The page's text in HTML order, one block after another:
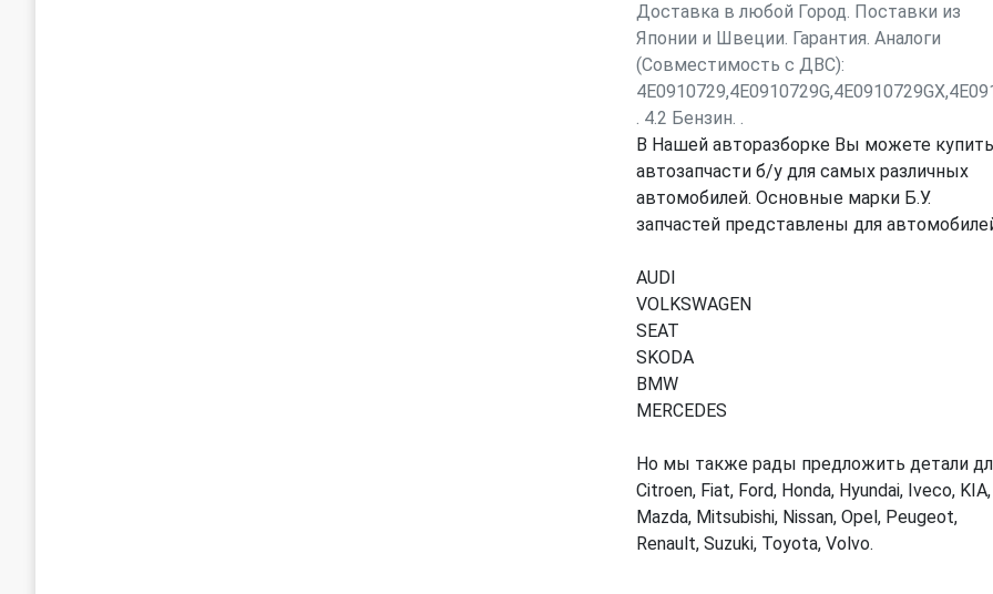
Доставка в любой Город. Поставки из
Японии и Швеции. Гарантия. Аналоги
(Совместимость с ДВС):
. 4.2 Бензин. .
В Нашей авторазборке Вы можете купить
автозапчасти б/у для самых различных
автомобилей. Основные марки Б.У.
запчастей представлены для
AUDI
VOLKSWAGEN
SEAT
SKODA
BMW
MERCEDES
Но мы также рады предложить детали
Citroen, Fiat, Ford, Honda, Hyundai, Iveco, KIA,
Mazda, Mitsubishi, Nissan, Opel, Peugeot,
Renault, Suzuki, Toyota, Volvo.